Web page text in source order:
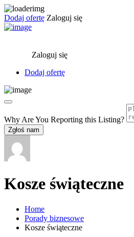
Dodaj ofertę Zaloguj się
Zaloguj się
Dodaj ofertę
Why Are You Reporting this Listing?
Zgłoś nam
Kosze świąteczne
Home
Porady biznesowe
Kosze świąteczne